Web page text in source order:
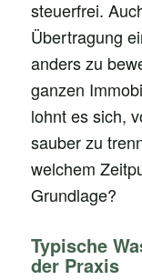
steuerfrei.
Übertragung
anders zu
ganzen
lohnt es sich,
sauber zu
welchem
Grundlage?
Typische
der Praxis